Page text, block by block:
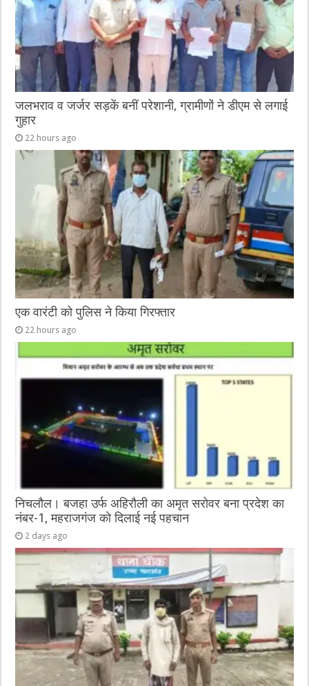
जलभराव व जर्जर सड़कें बनीं परेशानी, ग्रामीणों ने डीएम से लगाई
गुहार
22 hours ago
एक वारंटी को पुलिस ने किया गिरफ्तार
22 hours ago
निचलौल। बजहा उर्फ अहिरौली का अमृत सरोवर बना प्रदेश का
नंबर-1, महराजगंज को दिलाई नई पहचान
2 days ago